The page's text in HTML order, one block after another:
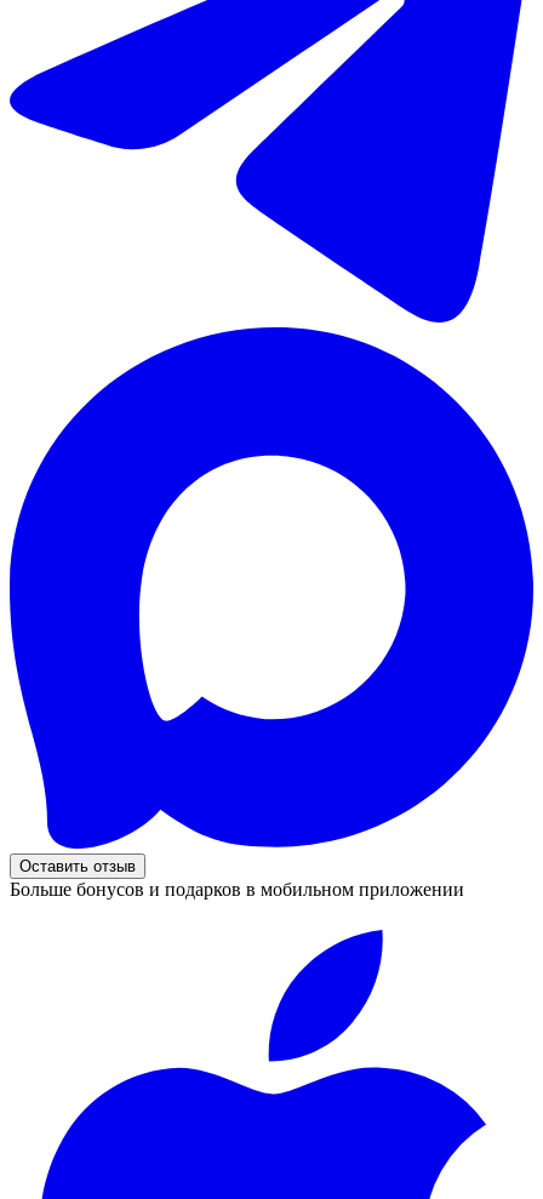
Оставить отзыв
Больше бонусов и подарков в мобильном приложении